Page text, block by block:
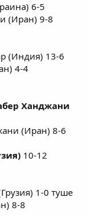
6-5
(Иран) 9-8
(Индия) 13-6
4-4
Ханджани
(Иран) 8-6
10-12
1-0 туше
8-8